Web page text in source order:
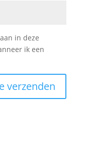
in deze
ik een